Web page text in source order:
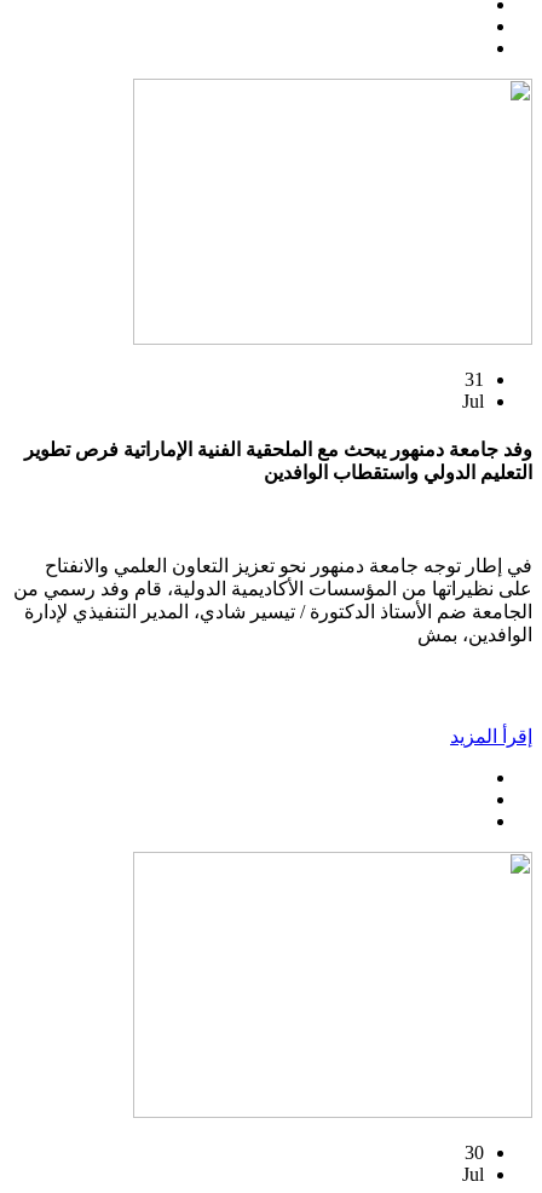
31
Jul
وفد جامعة دمنهور يبحث مع الملحقية الفنية الإماراتية فرص تطوير
التعليم الدولي واستقطاب الوافدين
في إطار توجه جامعة دمنهور نحو تعزيز التعاون العلمي والانفتاح
على نظيراتها من المؤسسات الأكاديمية الدولية، قام وفد رسمي من
الجامعة ضم الأستاذ الدكتورة / تيسير شادي، المدير التنفيذي لإدارة
الوافدين، بمش
إقرأ المزيد
30
Jul